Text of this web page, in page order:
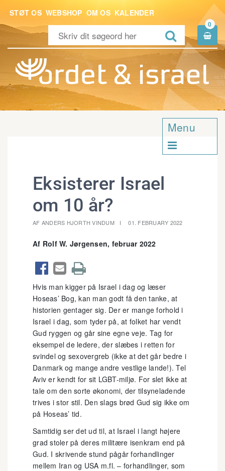
STØT OS WEBSHOP OM OS KALENDER

0

Menu

Eksisterer Israel
om 10 år?
AF ANDERS HJORTH VINDUM 01. FEBRUARY 2022
Af Rolf W. Jørgensen, februar 2022
  
Hvis man kigger på Israel i dag og læser
Hoseas’ Bog, kan man godt få den tanke, at
historien gentager sig. Der er mange forhold i
Israel i dag, som tyder på, at folket har vendt
Gud ryggen og går sine egne veje. Tag for
eksempel de ledere, der slæbes i retten for
svindel og sexovergreb (ikke at det går bedre i
Danmark og mange andre vestlige lande!). Tel
Aviv er kendt for sit LGBT-miljø. For slet ikke at
tale om den sorte økonomi, der tilsyneladende
trives i stor stil. Den slags brød Gud sig ikke om
på Hoseas’ tid.
Samtidig ser det ud til, at Israel i langt højere
grad stoler på deres militære isenkram end på
Gud. I skrivende stund pågår forhandlinger
mellem Iran og USA m.fl. – forhandlinger, som